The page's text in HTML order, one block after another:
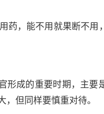
药，能不用就果断不用
形成的重要时期，主要
但同样要慎重对待。